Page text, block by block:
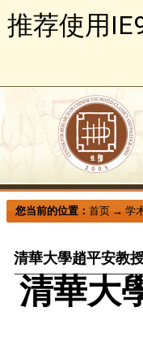
推荐使用
您当前的位置：首页 →学
清華大學趙平安教
清華大